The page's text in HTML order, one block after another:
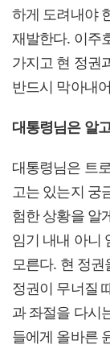
하게 도려내야
재발한다. 이주
가지고 현 정권
반드시 막아내
대통령님은 알
대통령님은 트
고는 있는지 궁
험한 상황을 알
임기 내내 아니
모른다. 현 정
정권이 무너질
과 좌절을 다시
들에게 올바른